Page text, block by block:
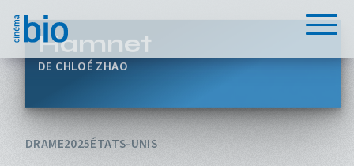
Hamnet
CHLOÉ ZHAO
DRAME2025ÉTATS-UNIS